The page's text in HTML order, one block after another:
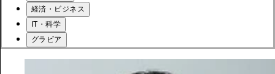
経済・ビジネス
IT・科学
グラビア